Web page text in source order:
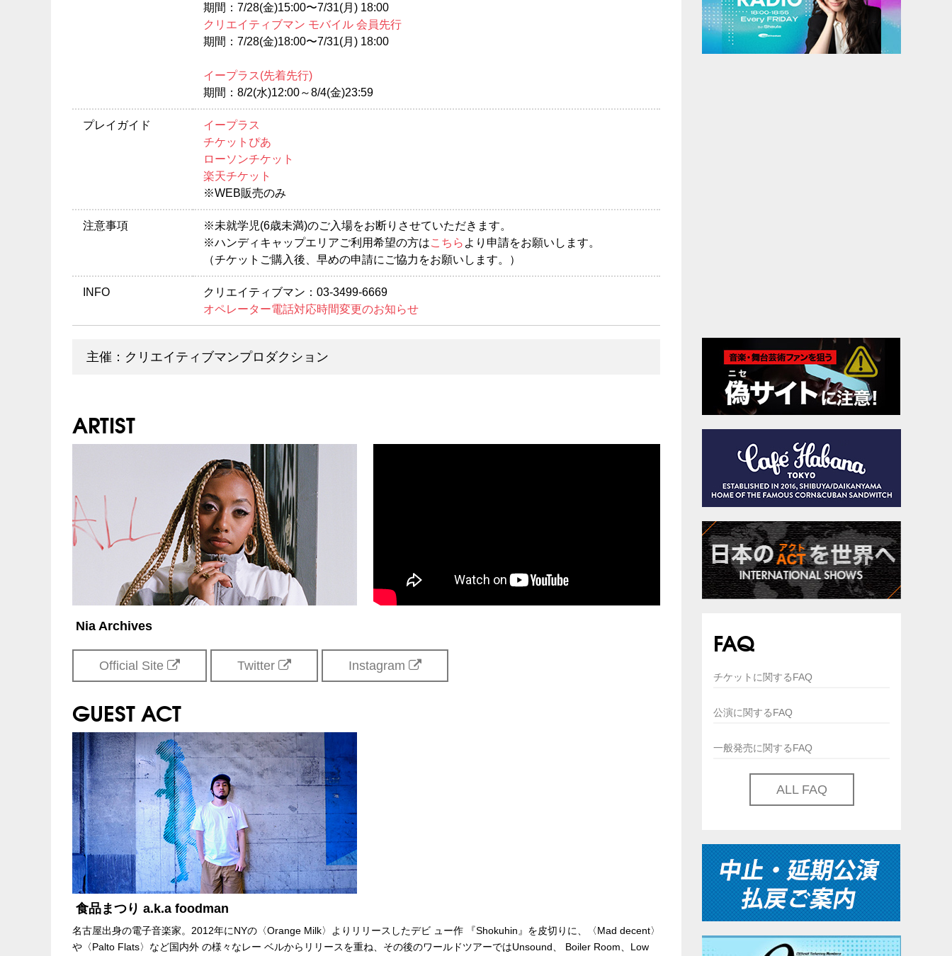
期間：7/28(金)15:00〜7/31(月) 18:00
クリエイティブマン モバイル 会員先行
期間：7/28(金)18:00〜7/31(月) 18:00
イープラス(先着先行)
期間：8/2(水)12:00～8/4(金)23:59
プレイガイド
イープラス
チケットぴあ
ローソンチケット
楽天チケット
※WEB販売のみ
注意事項
※未就学児(6歳未満)のご入場をお断りさせていただきます。
※ハンディキャップエリアご利用希望の方はこちら より申請をお願いします。
（チケットご購入後、早めの申請にご協力をお願いします。）
INFO
クリエイティブマン：03-3499-6669
オペレーター電話対応時間変更のお知らせ
主催：クリエイティブマンプロダクション
ARTIST
Nia Archives
Official Site Twitter Instagram
GUEST ACT
食品まつり a.k.a foodman
名古屋出身の電子音楽家。2012年にNYの〈Orange Milk〉よりリリースしたデビ ュー作 『Shokuhin』を皮切りに、〈Mad decent〉
や〈Palto Flats〉など国内外 の様々なレー ベルからリリースを重ね、その後のワールドツアーではUnsound、 Boiler Room、Low
FAQ
チケットに関するFAQ
公演に関するFAQ
一般発売に関するFAQ
ALL FAQ